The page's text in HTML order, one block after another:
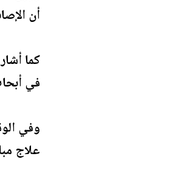
أن
كما
في
وفي
علاج